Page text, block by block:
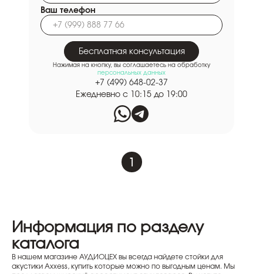
Ваш телефон
Бесплатная консультация
Нажимая на кнопку, вы соглашаетесь на обработку
персональных данных
+7 (499) 648-02-37
Ежедневно с 10:15 до 19:00
1
Информация по разделу
каталога
В нашем магазине АУДИОЦЕХ вы всегда найдете стойки для
акустики Axxess, купить которые можно по выгодным ценам. Мы